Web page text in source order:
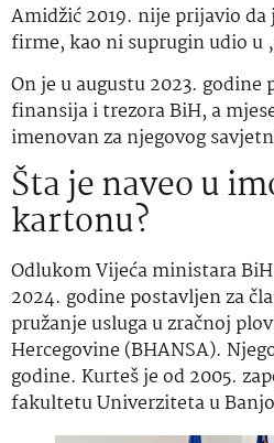
Amidžić 2019. nije prijavio da
firme, kao ni suprugin udio u
On je u augustu 2023.
finansija i trezora BiH, a
imenovan za njegovog
Šta je naveo u
kartonu?
Odlukom Vijeća ministara
2024. godine postavljen za
pružanje usluga u zračnoj
Hercegovine (BHANSA).
godine. Kurteš je od 2005.
fakultetu Univerziteta u